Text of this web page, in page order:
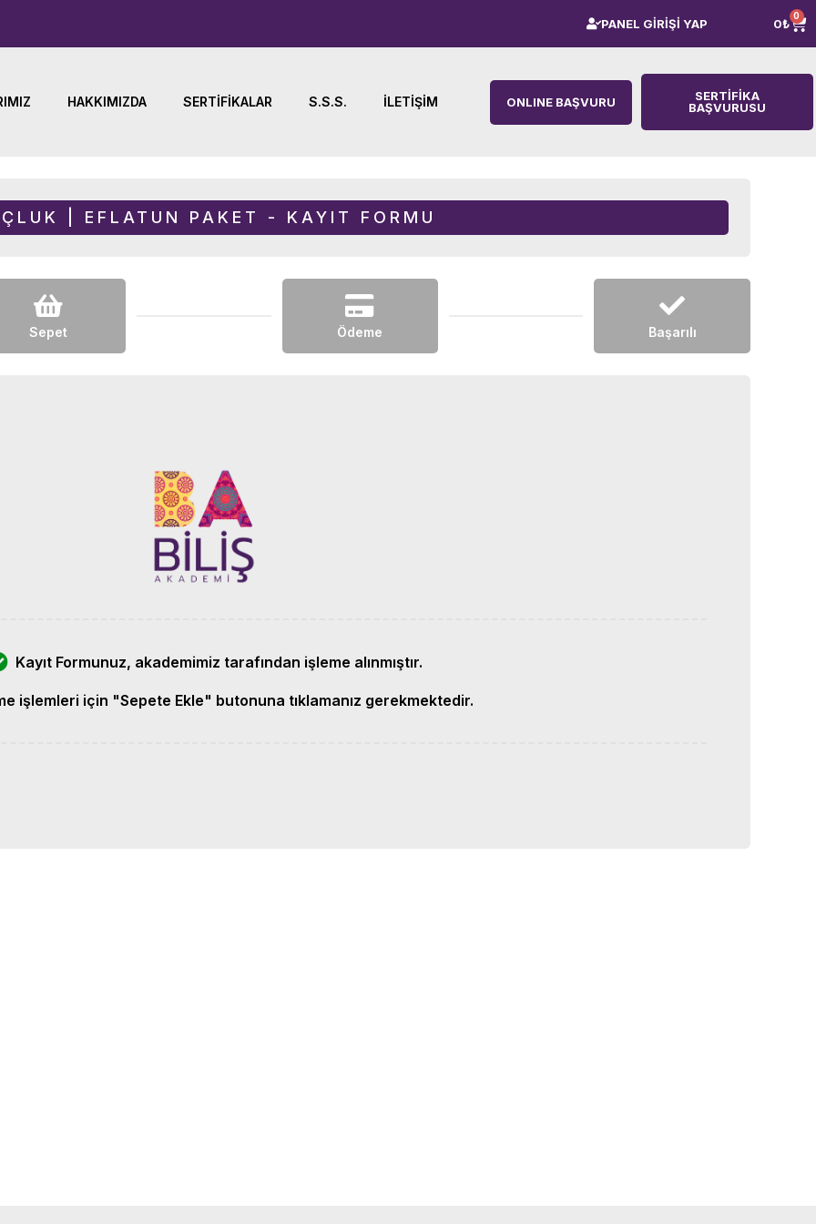
PANEL GİRİŞİ YAP 0₺
0
HAKKIMIZDA SERTIFIKALAR S.S.S. İLETIŞIM ONLINE BAŞVURU
SERTIFIKA
BAŞVURUSU
| EFLATUN PAKET - KAYIT FORMU
Sepet Ödeme Başarılı
Kayıt Formunuz, akademimiz tarafından işleme alınmıştır.
işlemleri için "Sepete Ekle" butonuna tıklamanız gerekmektedir.